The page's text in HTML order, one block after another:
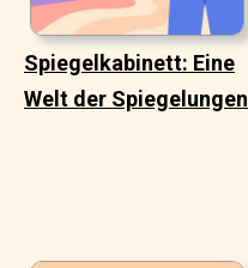
Spiegelkabinett: Eine
Welt der Spiegelungen